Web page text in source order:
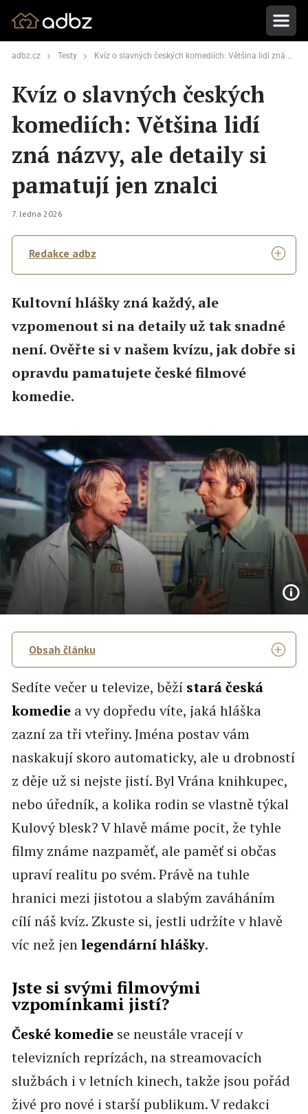
adbz.cz Testy Kvíz o slavných českých komediích: Většina lidí zná názvy, ale detaily si pamatují jen znalci
Kvíz o slavných českých
komediích: Většina lidí
zná názvy, ale detaily si
pamatují jen znalci
7. ledna 2026
Redakce adbz
Kultovní hlášky zná každý, ale
vzpomenout si na detaily už tak snadné
není. Ověřte si v našem kvízu, jak dobře si
opravdu pamatujete české filmové
komedie.
Obsah článku
Sedíte večer u televize, běží stará česká
komediea vy dopředu víte, jaká hláška
zazní za tři vteřiny. Jména postav vám
naskakují skoro automaticky, ale u drobností
z děje už si nejste jistí. Byl Vrána knihkupec,
nebo úředník, a kolika rodin se vlastně týkal
Kulový blesk? V hlavě máme pocit, že tyhle
filmy známe nazpaměť, ale paměť si občas
upraví realitu po svém. Právě na tuhle
hranici mezi jistotou a slabým zaváháním
cílí náš kvíz. Zkuste si, jestli udržíte v hlavě
víc než jenlegendární hlášky.
Jste si svými filmovými
vzpomínkami jistí?
České komediese neustále vracejí v
televizních reprízách, na streamovacích
službách i v letních kinech, takže jsou pořád
živé pro nové i starší publikum. V redakci